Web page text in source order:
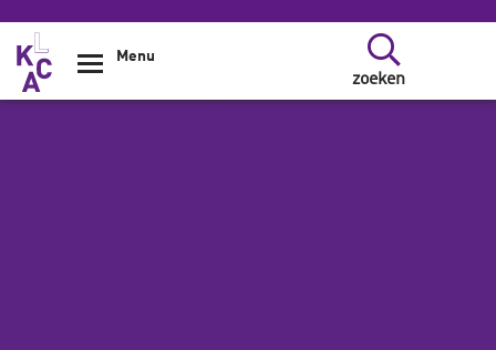
Overslaan en naar de inhoud gaan
zoeken
Menu